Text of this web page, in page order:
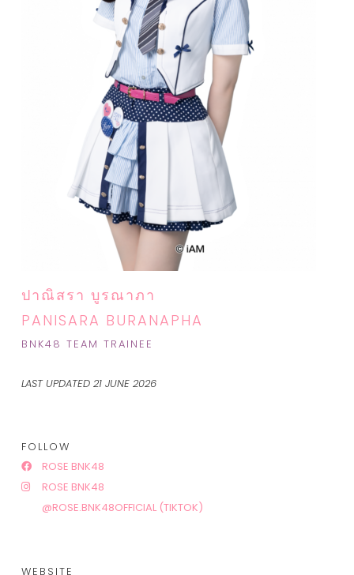
ปาณิสรา บูรณาภา
PANISARA BURANAPHA
BNK48 TEAM TRAINEE
LAST UPDATED 21 JUNE 2026
FOLLOW
ROSE BNK48
ROSE BNK48
@ROSE.BNK48OFFICIAL (TIKTOK)
WEBSITE